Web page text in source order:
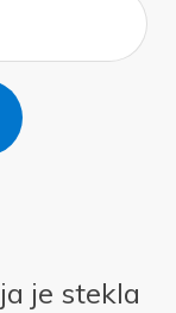
je stekla